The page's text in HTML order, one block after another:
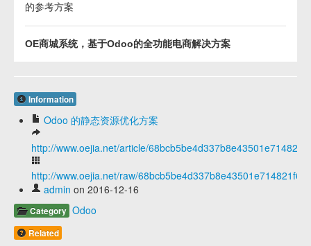
的参考方案
OE商城系统，基于Odoo的全功能电商解决方案
Information
Odoo 的静态资源优化方案
http://www.oejia.net/article/
http://www.oejia.net/raw/
admin on 2016-12-16
Category Odoo
Related